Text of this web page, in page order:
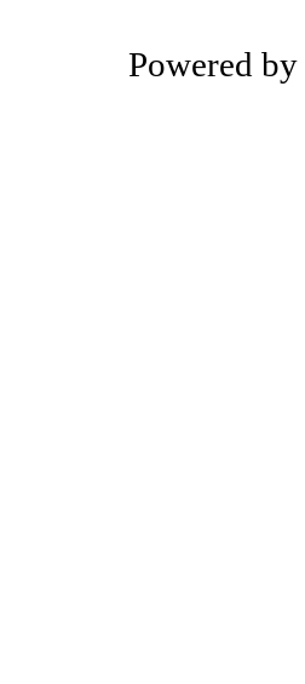
Powered by